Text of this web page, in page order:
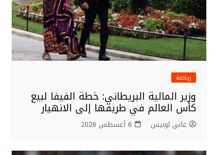
رياضة
وزير المالية البريطاني: خطة الفيفا لبيع
كأس العالم في طريقها إلى الانهيار
غاني لونيس 6 أغسطس 2026